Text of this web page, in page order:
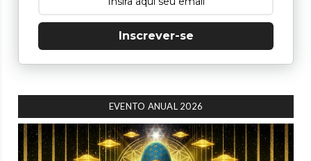
Inscrever-se
EVENTO ANUAL 2026